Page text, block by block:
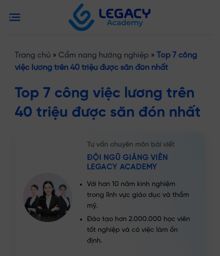
Phan Hồng Hạnh
Được tặng khóa gội đầu dưỡng sinh
qua
Trang chủ » Cẩm nang hướng nghiệp » Top 7 công
việc lương trên 40 triệu được săn đón nhất
Top 7 công việc lương trên
40 triệu được săn đón nhất
Tư vấn chuyên môn bài viết
ĐỘI NGŨ GIẢNG VIÊN
LEGACY ACADEMY
Với hơn 10 năm kinh nghiệm
trong lĩnh vực giáo dục và thẩm
mỹ.
Đào tạo hơn 2.000.000 học viên
tốt nghiệp và có việc làm ổn
định.